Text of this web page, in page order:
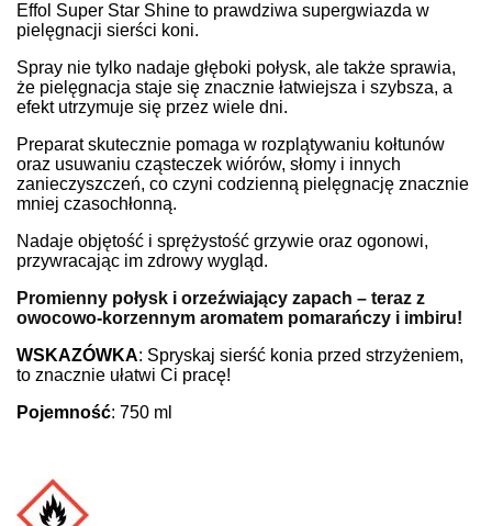
Effol Super Star Shine to prawdziwa supergwiazda w
pielęgnacji sierści koni.
Spray nie tylko nadaje głęboki połysk, ale także sprawia,
że pielęgnacja staje się znacznie łatwiejsza i szybsza, a
efekt utrzymuje się przez wiele dni.
Preparat skutecznie pomaga w rozplątywaniu kołtunów
oraz usuwaniu cząsteczek wiórów, słomy i innych
zanieczyszczeń, co czyni codzienną pielęgnację znacznie
mniej czasochłonną.
Nadaje objętość i sprężystość grzywie oraz ogonowi,
przywracając im zdrowy wygląd.
Promienny połysk i orzeźwiający zapach – teraz z
owocowo-korzennym aromatem pomarańczy i imbiru!
WSKAZÓWKA: Spryskaj sierść konia przed strzyżeniem,
to znacznie ułatwi Ci pracę!
Pojemność: 750 ml